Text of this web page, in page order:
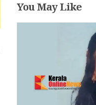
You May Like